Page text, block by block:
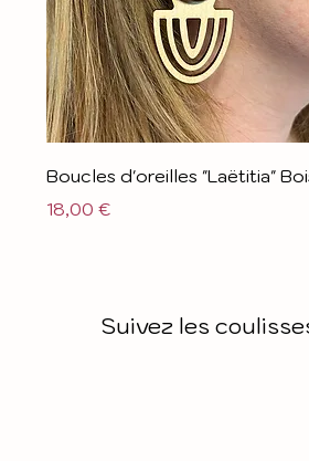
Boucles d'oreilles "Laëtitia"
Prix
18,00 €
Suivez les